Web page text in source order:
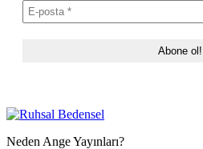
Neden Ange Yayınları?